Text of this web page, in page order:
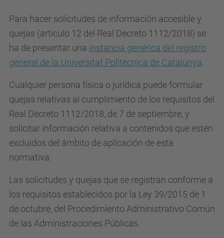
Para hacer solicitudes de información accesible y
quejas (artículo 12 del Real Decreto 1112/2018) se
ha de presentar una instancia genérica del registro
general de la Universitat Politècnica de Catalunya
Cualquier persona física o jurídica puede formular
quejas relativas al cumplimiento de los requisitos del
Real Decreto 1112/2018, de 7 de septiembre, y
solicitar información relativa a contenidos que estén
excluidos del ámbito de aplicación de esta
normativa.
Las solicitudes y quejas que se registran conforme a
los requisitos establecidos por la Ley 39/2015 de 1
de octubre, del Procedimiento Administrativo Común
de las Administraciones Públicas.